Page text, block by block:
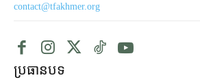
contact@tfakhmer.org
ប្រធានបទ